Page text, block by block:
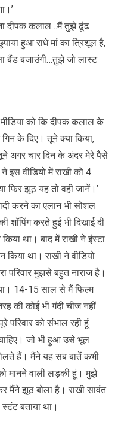
दीपक कलाल…मैं तुझे ढूंढ
हुआ राधे मां का त्रिशूल है,
बैंड बजाउंगी…तुझे जो लास्ट
मीडिया को कि दीपक कलाल के
के दिए। तूने क्या किया,
अगर चार दिन के अंदर मेरे पैसे
इस वीडियो में राखी को 4
फिर झूठ यह तो वही जानें।’
करने का एलान भी सोशल
शॉपिंग करते हुई भी दिखाई दी
था। बाद में राखी ने इंस्टा
किया था। राखी ने वीडियो
परिवार मुझसे बहुत नाराज है।
14-15 साल से मैं फिल्म
की कोई भी गंदी चीज नहीं
परिवार को संभाल रही हूं
जो भी हुआ उसे भूल
हैं। मैंने यह सब बातें कभी
मानने वाली लड़की हूं। मुझे
मैंने झूठ बोला है। राखी सावंत
बताया था।